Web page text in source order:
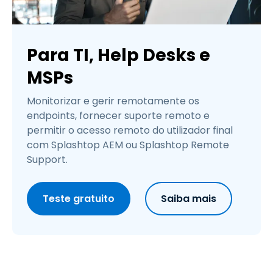
Para TI, Help Desks e
MSPs
Monitorizar e gerir remotamente os
endpoints, fornecer suporte remoto e
permitir o acesso remoto do utilizador final
com Splashtop AEM ou Splashtop Remote
Support.
Teste gratuito Saiba mais